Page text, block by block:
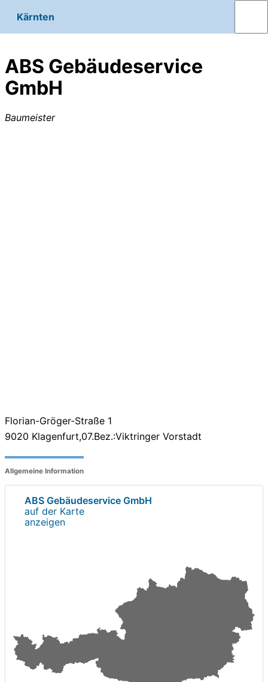
Kärnten
ABS Gebäudeservice
GmbH
Baumeister
Florian-Gröger-Straße 1
9020 Klagenfurt,07.Bez.:Viktringer Vorstadt
Allgemeine Information
ABS Gebäudeservice GmbH
auf der Karte
anzeigen